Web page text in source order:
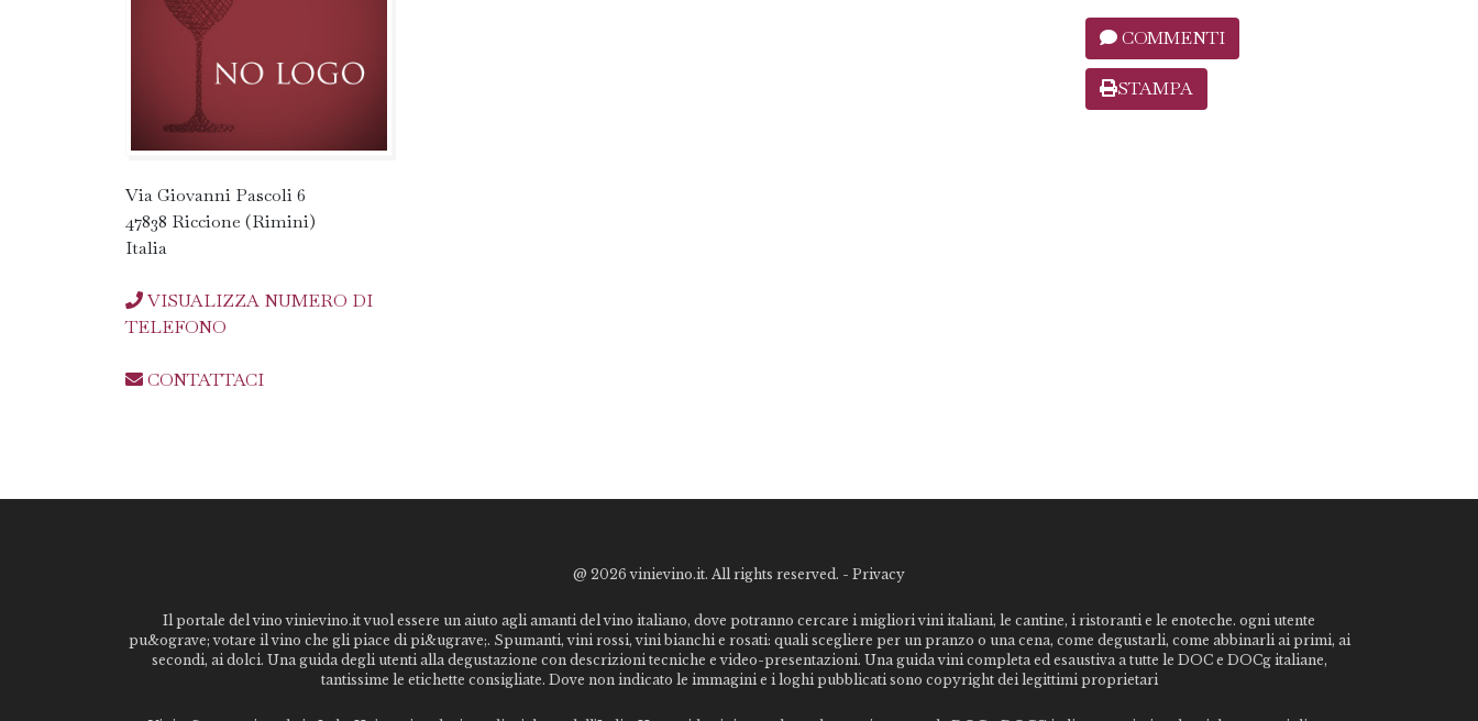
Via Giovanni Pascoli 6
47838 Riccione (Rimini)
Italia
VISUALIZZA NUMERO DI
TELEFONO
CONTATTACI
COMMENTI
STAMPA
@ 2026 vinievino.it. All rights reserved. - Privacy
Il portale del vino vinievino.it vuol essere un aiuto agli amanti del vino italiano, dove potranno cercare i migliori vini italiani, le cantine, i ristoranti e le enoteche. ogni utente
pu&ograve; votare il vino che gli piace di pi&ugrave;. Spumanti, vini rossi, vini bianchi e rosati: quali scegliere per un pranzo o una cena, come degustarli, come abbinarli ai primi, ai
secondi, ai dolci. Una guida degli utenti alla degustazione con descrizioni tecniche e video-presentazioni. Una guida vini completa ed esaustiva a tutte le DOC e DOCg italiane,
tantissime le etichette consigliate. Dove non indicato le immagini e i loghi pubblicati sono copyright dei legittimi proprietari